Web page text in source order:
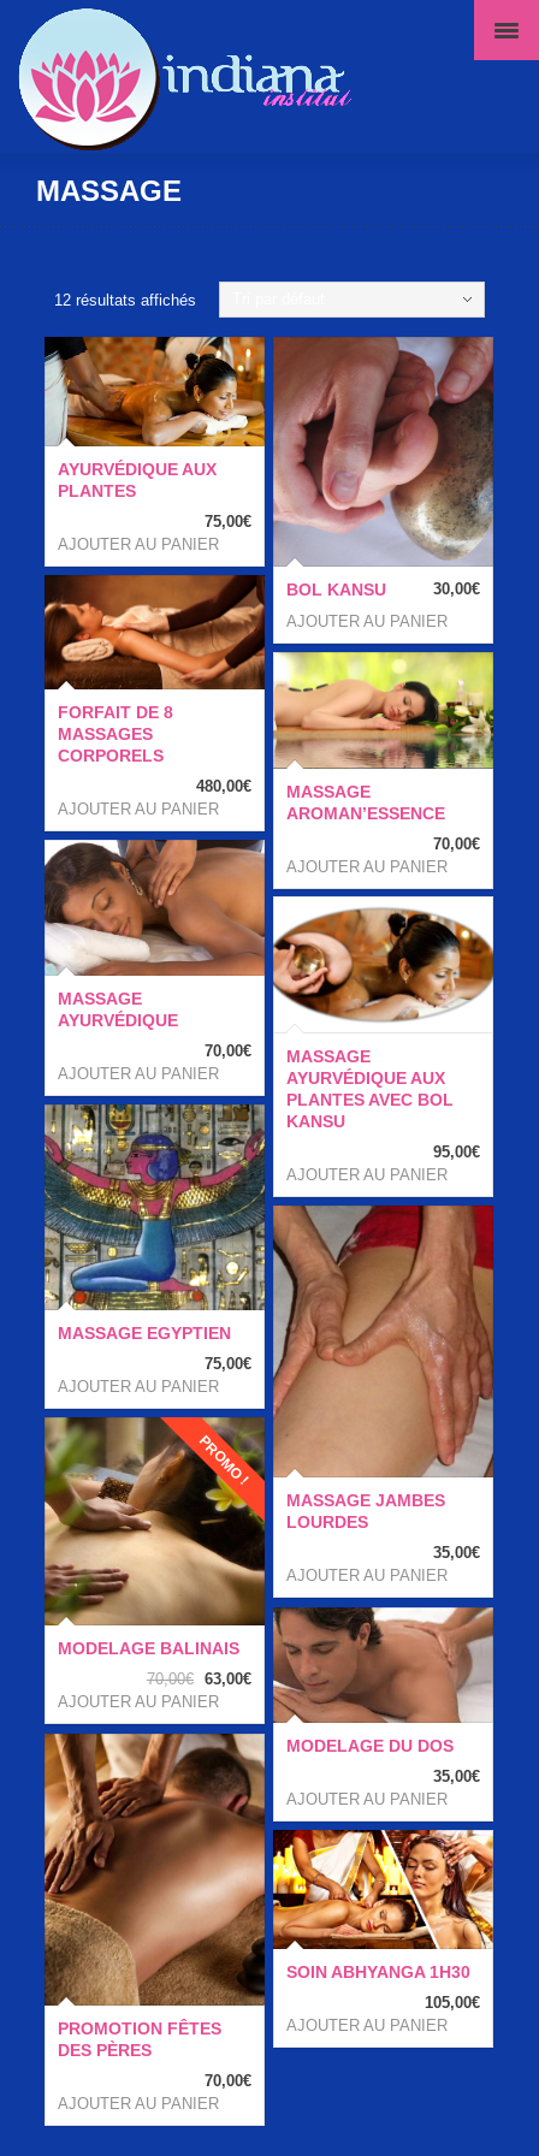
MASSAGE
12 résultats affichés
AYURVÉDIQUE AUX
PLANTES
75,00€
AJOUTER AU PANIER
BOL KANSU 30,00€
AJOUTER AU PANIER
FORFAIT DE 8
MASSAGES
CORPORELS
480,00€
AJOUTER AU PANIER
MASSAGE
AROMAN’ESSENCE
70,00€
AJOUTER AU PANIER
MASSAGE
AYURVÉDIQUE
70,00€
AJOUTER AU PANIER
MASSAGE
AYURVÉDIQUE AUX
PLANTES AVEC BOL
KANSU
95,00€
AJOUTER AU PANIER
MASSAGE EGYPTIEN
75,00€
AJOUTER AU PANIER
MASSAGE JAMBES
LOURDES
35,00€
AJOUTER AU PANIER
PROMO !
MODELAGE BALINAIS
70,00€ Le
prix
initial
était :
70,00€.
63,00€Le
prix
actuel
63,00€.
AJOUTER AU PANIER
MODELAGE DU DOS
35,00€
AJOUTER AU PANIER
PROMOTION FÊTES
DES PÈRES
70,00€
AJOUTER AU PANIER
SOIN ABHYANGA 1H30
105,00€
AJOUTER AU PANIER